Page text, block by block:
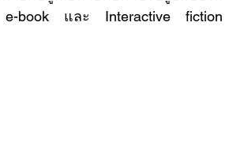
book และ Interactive fiction